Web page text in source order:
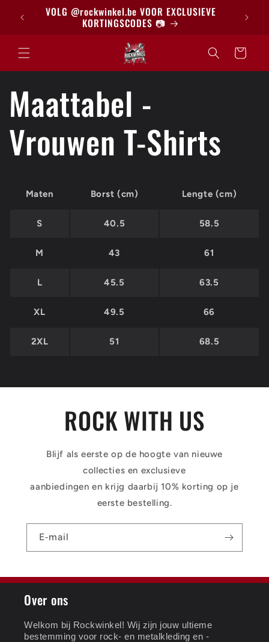
naar deVOLG @rockwinkel.be VOOR EXCLUSIEVE
KORTINGSCODES 📷
Winkelwagen
Maattabel -
Vrouwen T-Shirts
Maten Borst (cm) Lengte (cm)
S 40.5 58.5
M 43 61
L 45.5 63.5
XL 49.5 66
2XL 51 68.5
ROCK WITH US
Blijf als eerste op de hoogte van nieuwe
collecties en exclusieve
aanbiedingen en krijg daarbij 10% korting op je
eerste bestelling.
E‑mail
Over ons
Welkom bij Rockwinkel! Wij zijn jouw ultieme
bestemming voor rock- en metalkleding en -